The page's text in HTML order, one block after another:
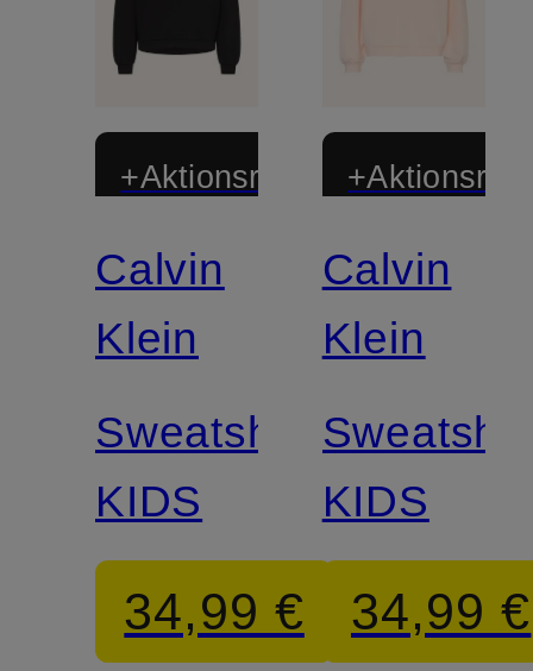
+Aktionsrabatt
Calvin
Klein
Sweatshirt
KIDS
34,99 €
Calvin
Klein
KIDS
34,99 €